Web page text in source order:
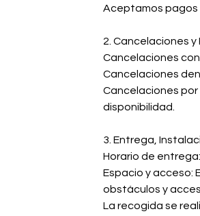
Aceptamos pagos
2. Cancelaciones y
Cancelaciones
Cancelaciones
Cancelaciones
disponibilidad.
3. Entrega,
Horario de
Espacio y acceso:
obstáculos y
La recogida se